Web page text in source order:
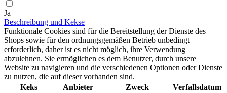
Ja
Beschreibung und Kekse
Funktionale Cookies sind für die Bereitstellung der Dienste des
Shops sowie für den ordnungsgemäßen Betrieb unbedingt
erforderlich, daher ist es nicht möglich, ihre Verwendung
abzulehnen. Sie ermöglichen es dem Benutzer, durch unsere
Website zu navigieren und die verschiedenen Optionen oder Dienste
zu nutzen, die auf dieser vorhanden sind.
Keks
Anbieter Zweck Verfallsdatum